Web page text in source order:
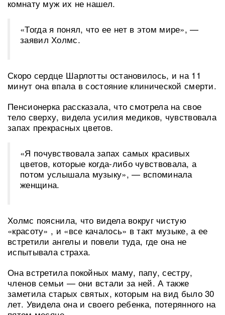
комнату муж их не нашел.
«Тогда я понял, что ее нет в этом мире», —
заявил Холмс.
Скоро сердце Шарлотты остановилось, и на 11
минут она впала в состояние клинической смерти.
Пенсионерка рассказала, что смотрела на свое
тело сверху, видела усилия медиков, чувствовала
запах прекрасных цветов.
«Я почувствовала запах самых красивых
цветов, которые когда-либо чувствовала, а
потом услышала музыку», — вспоминала
женщина.
Холмс пояснила, что видела вокруг чистую
«красоту» , и «все качалось» в такт музыке, а ее
встретили ангелы и повели туда, где она не
испытывала страха.
Она встретила покойных маму, папу, сестру,
членов семьи — они встали за ней. А также
заметила старых святых, которым на вид было 30
лет. Увидела она и своего ребенка, потерянного на